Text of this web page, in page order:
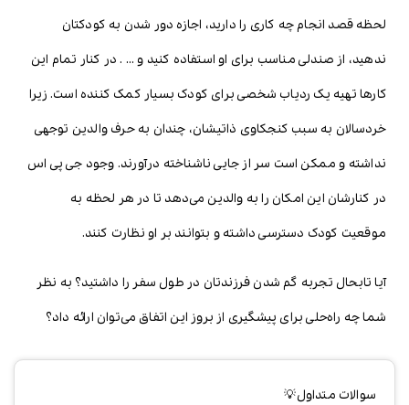
لحظه قصد انجام چه کاری را دارید، اجازه دور شدن به کودکتان
ندهید، از صندلی مناسب برای او استفاده کنید و … . در کنار تمام این
کارها تهیه یک ردیاب شخصی برای کودک بسیار کمک کننده است. زیرا
خردسالان به سبب کنجکاوی ذاتیشان، چندان به حرف والدین توجهی
نداشته و ممکن است سر از جایی ناشناخته درآورند. وجود جی پی اس
در کنارشان این امکان را به والدین می‌دهد تا در هر لحظه به
موقعیت کودک دسترسی داشته و بتوانند بر او نظارت کنند.
آیا تابحال تجربه گم شدن فرزندتان در طول سفر را داشتید؟ به نظر
شما چه راه‌حلی برای پیشگیری از بروز این اتفاق می‌توان ارائه داد؟
سوالات متداول💡